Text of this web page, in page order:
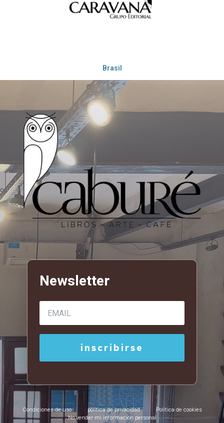
Brasil
Condiciones de uso política de privacidad
Política de cookies
No vender mi información personal